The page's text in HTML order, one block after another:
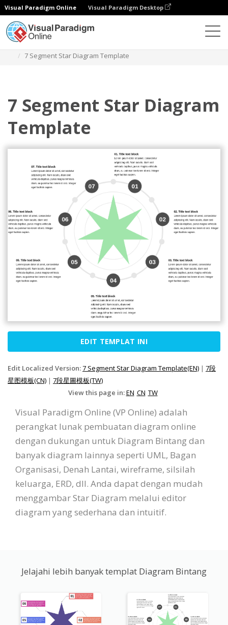
Visual Paradigm Online Visual Paradigm Desktop
7 Segment Star Diagram Template
7 Segment Star Diagram
Template
EDIT TEMPLAT INI
Edit Localized Version:7 Segment Star Diagram Template(EN) | 7段
星图模板(CN) | 7段星圖模板(TW)
View this page in:EN CN TW
Visual Paradigm Online (VP Online) adalah
perangkat lunak pembuatan diagram online
dengan dukungan untuk Diagram Bintang dan
banyak diagram lainnya seperti UML, Bagan
Organisasi, Denah Lantai, wireframe, silsilah
keluarga, ERD, dll. Anda dapat dengan mudah
menggambar Star Diagram melalui editor
diagram yang sederhana dan intuitif.
Jelajahi lebih banyak templat Diagram Bintang